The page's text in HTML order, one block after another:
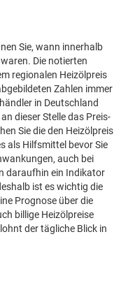
Sie, wann innerhalb
Die notierten
regionalen Heizölpreis
Zahlen immer
in Deutschland
dieser Stelle das Preis-
Sie die den Heizölpreis
als Hilfsmittel bevor Sie
auch bei
daraufhin ein Indikator
ist es wichtig die
Prognose über die
billige Heizölpreise
der tägliche Blick in